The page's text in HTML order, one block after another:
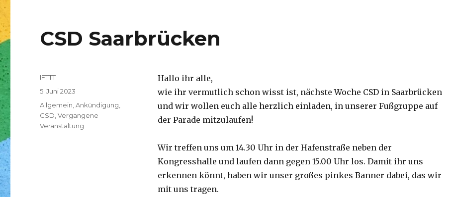
CSD Saarbrücken
Hallo ihr alle,
wie ihr vermutlich schon wisst ist, nächste Woche CSD in Saarbrücken
und wir wollen euch alle herzlich einladen, in unserer Fußgruppe auf
der Parade mitzulaufen!
Wir treffen uns um 14.30 Uhr in der Hafenstraße neben der
Kongresshalle und laufen dann gegen 15.00 Uhr los. Damit ihr uns
erkennen könnt, haben wir unser großes pinkes Banner dabei, das wir
mit uns tragen.
Autor
IFTTT
Veröffentlicht
am
5. Juni 2023
Kategorien
Allgemein ,Ankündigung
CSD ,Vergangene
Veranstaltung